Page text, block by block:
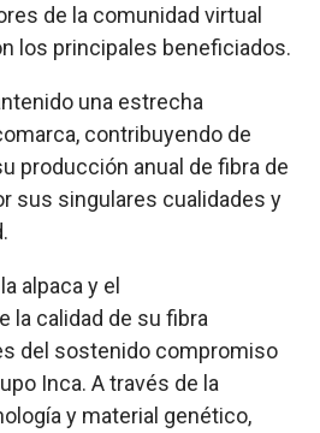
de la comunidad virtual
los principales beneficiados.
una estrecha
contribuyendo de
producción anual de fibra de
sus singulares cualidades y
alpaca y el
la calidad de su fibra
del sostenido compromiso
Inca. A través de la
y material genético,